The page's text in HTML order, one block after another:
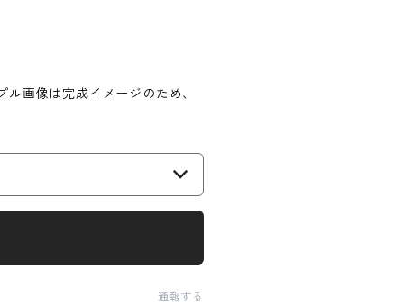
画像は完成イメージのため、
通報する